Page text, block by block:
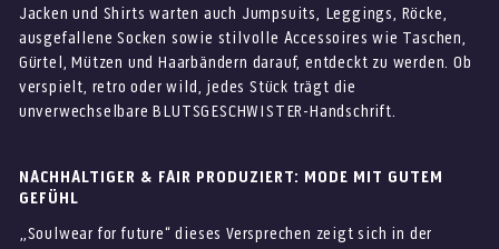
Jacken und Shirts warten auch Jumpsuits, Leggings, Röcke,
ausgefallene Socken sowie stilvolle Accessoires wie Taschen,
Gürtel, Mützen und Haarbändern darauf, entdeckt zu werden. Ob
verspielt, retro oder wild, jedes Stück trägt die
unverwechselbare BLUTSGESCHWISTER-Handschrift.
NACHHALTIGER & FAIR PRODUZIERT: MODE MIT GUTEM
GEFÜHL
„Soulwear for future“ dieses Versprechen zeigt sich in der